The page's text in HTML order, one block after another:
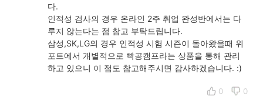
다.
인적성 검사의 경우 온라인 2주 취업 완성반에서는 다
루지 않는다는 점 참고 부탁드립니다.
삼성,SK,LG의 경우 인적성 시험 시즌이 돌아왔을때 위
포트에서 개별적으로 빡공캠프라는 상품을 통해 관리
하고 있으니 이 점도 참고해주시면 감사하겠습니다. :)
0 0